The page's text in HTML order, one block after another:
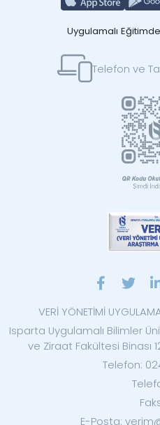
Uygulamalı
Telefon ve
VERİ YÖNETİMİ
Isparta Uygulamalı Bilimler
ve Ziraat Fakültesi Binası
Telefon:
E-Posta: